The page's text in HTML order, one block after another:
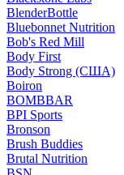
BlenderBottle
Bluebonnet Nutrition
Bob's Red Mill
Body First
Body Strong (США)
Boiron
BOMBBAR
BPI Sports
Bronson
Brush Buddies
Brutal Nutrition